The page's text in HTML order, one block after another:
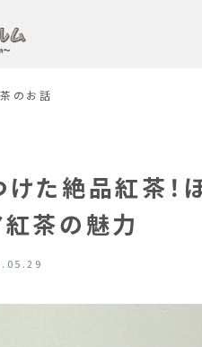
のお話
た絶品紅茶！
茶の魅力